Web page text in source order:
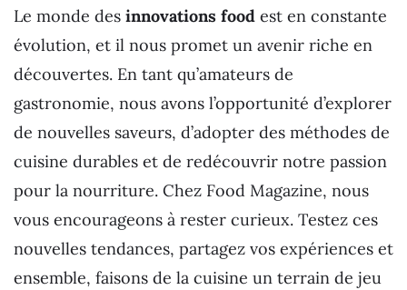
Le monde des innovations food est en constante
évolution, et il nous promet un avenir riche en
découvertes. En tant qu’amateurs de
gastronomie, nous avons l’opportunité d’explorer
de nouvelles saveurs, d’adopter des méthodes de
cuisine durables et de redécouvrir notre passion
pour la nourriture. Chez Food Magazine, nous
vous encourageons à rester curieux. Testez ces
nouvelles tendances, partagez vos expériences et
ensemble, faisons de la cuisine un terrain de jeu